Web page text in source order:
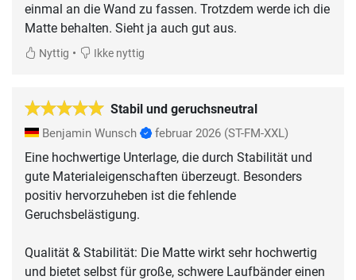
einmal an die Wand zu fassen. Trotzdem werde ich die
Matte behalten. Sieht ja auch gut aus.
Nyttig • Ikke nyttig
Stabil und geruchsneutral
Benjamin Wunsch februar 2026 (ST-FM-XXL)
Eine hochwertige Unterlage, die durch Stabilität und
gute Materialeigenschaften überzeugt. Besonders
positiv hervorzuheben ist die fehlende
Geruchsbelästigung.
​Qualität & Stabilität: Die Matte wirkt sehr hochwertig
und bietet selbst für große, schwere Laufbänder einen